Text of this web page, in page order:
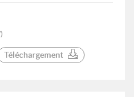
Téléchargement